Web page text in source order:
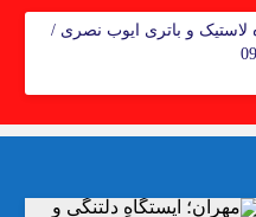
لاستیک و باتری ایوب نصری‌ /